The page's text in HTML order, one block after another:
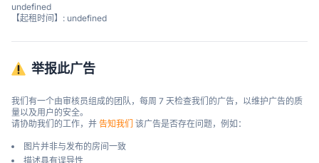
undefined
【起租时间】: undefined
举报此广告
我们有一个由审核员组成的团队，每周 7 天检查我们的广告，以维护广告的质
量以及用户的安全。
请协助我们的工作，并 告知我们 该广告是否存在问题，例如：
图片并非与发布的房间一致
描述具有误导性